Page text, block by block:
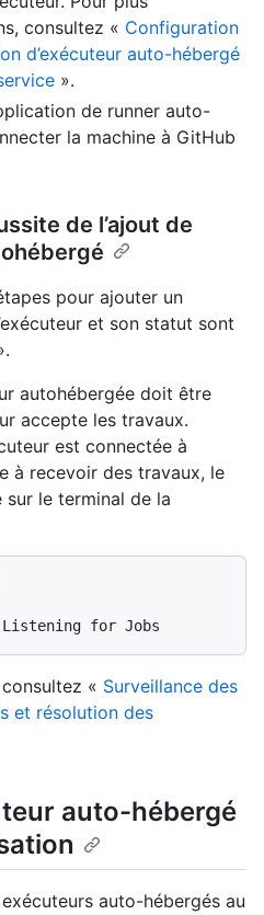
consultez « Configuration
d’exécuteur auto-hébergé
».
de runner auto-
la machine à GitHub
de l’ajout de
pour ajouter un
et son statut sont
autohébergée doit être
accepte les travaux.
est connectée à
à recevoir des travaux, le
sur le terminal de la
« Surveillance des
et résolution des
auto-hébergé
auto-hébergés au